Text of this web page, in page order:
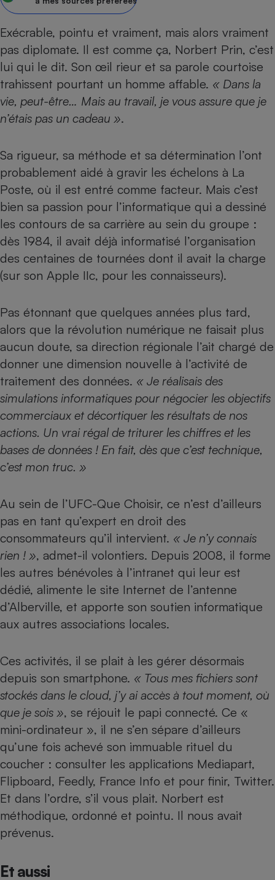
Exécrable, pointu et vraiment, mais alors vraiment
pas diplomate. Il est comme ça, Norbert Prin, c’est
lui qui le dit. Son œil rieur et sa parole courtoise
trahissent pourtant un homme affable. « Dans la
vie, peut-être… Mais au travail, je vous assure que je
n’étais pas un cadeau ».
Sa rigueur, sa méthode et sa détermination l’ont
probablement aidé à gravir les échelons à La
Poste, où il est entré comme facteur. Mais c’est
bien sa passion pour l’informatique qui a dessiné
les contours de sa carrière au sein du groupe :
dès 1984, il avait déjà informatisé l’organisation
des centaines de tournées dont il avait la charge
(sur son Apple IIc, pour les connaisseurs).
Pas étonnant que quelques années plus tard,
alors que la révolution numérique ne faisait plus
aucun doute, sa direction régionale l’ait chargé de
donner une dimension nouvelle à l’activité de
traitement des données. « Je réalisais des
simulations informatiques pour négocier les objectifs
commerciaux et décortiquer les résultats de nos
actions. Un vrai régal de triturer les chiffres et les
bases de données ! En fait, dès que c’est technique,
c’est mon truc. »
Au sein de l’UFC-Que Choisir, ce n’est d’ailleurs
pas en tant qu’expert en droit des
consommateurs qu’il intervient. « Je n’y connais
rien ! », admet-il volontiers. Depuis 2008, il forme
les autres bénévoles à l’intranet qui leur est
dédié, alimente le site Internet de l’antenne
d’Alberville, et apporte son soutien informatique
aux autres associations locales.
Ces activités, il se plait à les gérer désormais
depuis son smartphone. « Tous mes fichiers sont
stockés dans le cloud, j’y ai accès à tout moment, où
que je sois », se réjouit le papi connecté. Ce «
mini-ordinateur », il ne s’en sépare d’ailleurs
qu’une fois achevé son immuable rituel du
coucher : consulter les applications Mediapart,
Flipboard, Feedly, France Info et pour finir, Twitter.
Et dans l’ordre, s’il vous plait. Norbert est
méthodique, ordonné et pointu. Il nous avait
prévenus.
Et aussi
Supermarché - Drive
alimentaire
bouteille
Banque - Crédit
Epargne - Fiscalité
Mutuelle
Assurance emprunteur
Banque
Contrôle technique -
Pièce détachée
Moto
Comparateur auto
Supermarché - Drive
Comparatif
Comparatif plaque à
Comparatif hotte
Comparatif aspirateur
Comparatif aspirateur
Comparatif cafetière
Comparatif robot cuiseur
Comparatif centrale
Gros électroménager
Lave-linge
Plaque de cuisson à
induction
Climatiseur -
Comparatif casque audio
Comparatif barre de son
Comparatif imprimante
Comparatif ultrabook
Comparatif tablette
Image et son
Informatique
Internet
Téléphonie
Téléviseur
Téléphone mobile -
Smartphone
Antivirus
Crédit immobilier
Comparatif tondeuse
Comparatif poêle à
Comparatif radiateur
Aménagement
Bricolage - Jardinage
Chauffage
Produit d'entretien
Sécurité domestique
Matelas
Radiateur électrique
Système de santé -
Mutuelle
Antimoustique
Maison de retraite
Choisir son fioul
Choisir son pellet
Comparateur assurance emprunteur
Energie Moins Chère Ensemble
Toutes les cartes interactives
Speedtest - Testez le débit de votre
connexion Internet